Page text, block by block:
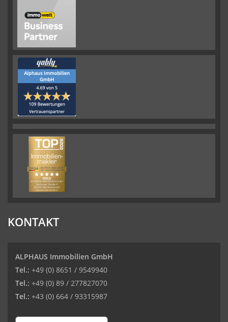
KONTAKT
ALPHAUS Immobilien GmbH
Tel.: +49 (0) 8651 / 9549940
Tel.: +49 (0) 89 / 277827070
Tel.: +43 (0) 664 / 93315987